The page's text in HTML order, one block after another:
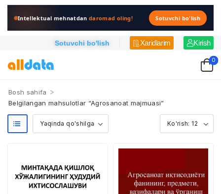
Intellektual mehnatdandaromad oling! Sotuvchi bo'lish
Sotuvchi bo'lish Xaridlarim Kirish
0
Bosh sahifa >
Belgilangan mahsulotlar “Agrosanoat majmuasi”